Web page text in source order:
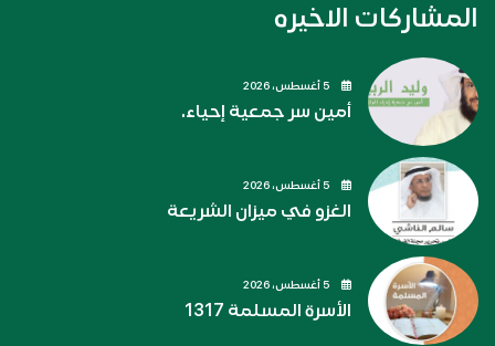
المشاركات الاخيره
أمين سر جمعية إحياء.
الغزو في ميزان الشريعة
الأسرة المسلمة 1317